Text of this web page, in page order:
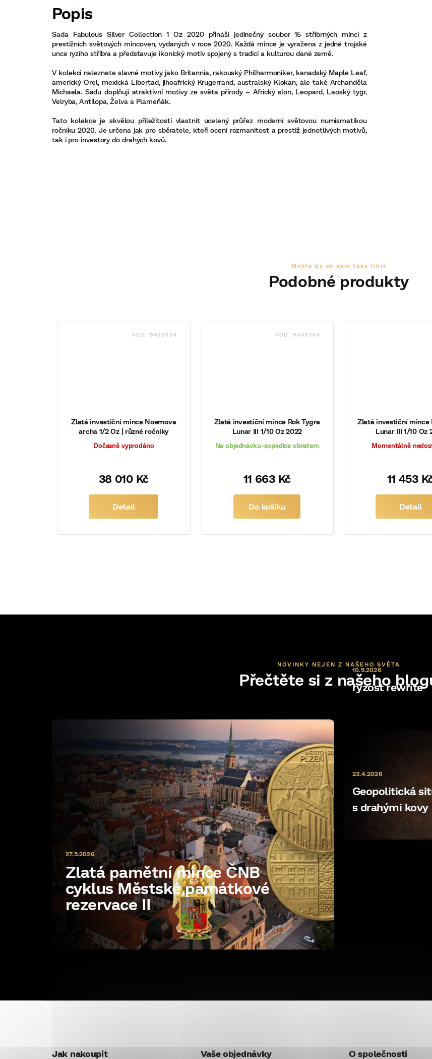
Sada Fabulous Silver Collection 1 Oz 2020 přináší jedinečný soubor 15 stříbrných mincí z
prestižních světových mincoven, vydaných v roce 2020. Každá mince je vyražena z jedné trojské
unce ryzího stříbra a představuje ikonický motiv spojený s tradicí a kulturou dané země.
V kolekci naleznete slavné motivy jako Britannia, rakouský Philharmoniker, kanadský Maple Leaf,
americký Orel, mexická Libertad, jihoafrický Krugerrand, australský Klokan, ale také Archanděla
Michaela. Sadu doplňují atraktivní motivy ze světa přírody – Africký slon, Leopard, Laoský tygr,
Velryba, Antilopa, Želva a Plameňák.
Tato kolekce je skvělou příležitostí vlastnit ucelený průřez moderní světovou numismatikou
ročníku 2020. Je určena jak pro sběratele, kteří ocení rozmanitost a prestiž jednotlivých motivů,
tak i pro investory do drahých kovů.
Zlatá investiční mince Noemova
archa 1/2 Oz | různé ročníky
Dočasně vyprodáno
38 010 Kč
Detail
KÓD: 9405634
Zlatá investiční mince Rok Tygra
Lunar III 1/10 Oz 2022
Na objednávku-expedice obratem
11 663 Kč
Do košíku
KÓD:9405764
Zlatá investiční mince
Lunar III 1/10 Oz
Momentálně
11 453
Detail
NOVINKY NEJEN Z NAŠEHO SVĚTA
Přečtěte si z našeho
Zlatá pamětní mince ČNB
cyklus Městské památkové
rezervace II
27.5.2026
ryzost rewrite
10.5.2026
Geopolitická
s drahými kovy
23.4.2026
Jak nakoupit Vaše objednávky O společnosti